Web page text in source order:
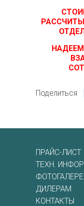
Поделиться
ПРАЙС-ЛИСТ
ТЕХН.
ДИЛЕРАМ
КОНТАКТЫ